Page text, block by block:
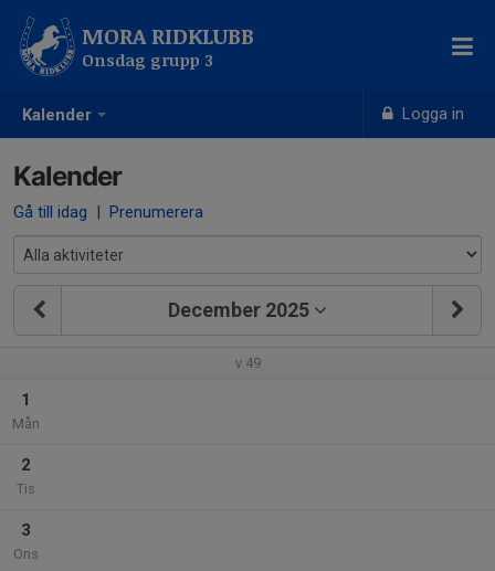
Kalender Logga in
MORA RIDKLUBB
Onsdag grupp 3
Kalender
Gå till idag | Prenumerera
December 2025
v.49
1
Mån
2
Tis
3
Ons